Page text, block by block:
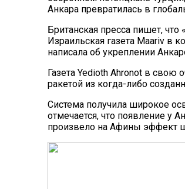
Анкара превратилась в
Британская пресса пишет,
Израильская газета Maariv в
написала об укреплении
Газета Yedioth Ahronot в свою
ракетой из когда-либо
Система получила широкое
отмечается, что появление у
произвело на Афины эффект